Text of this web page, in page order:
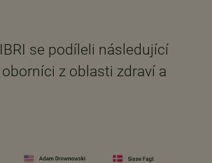
se podíleli následující
z oblasti zdraví a